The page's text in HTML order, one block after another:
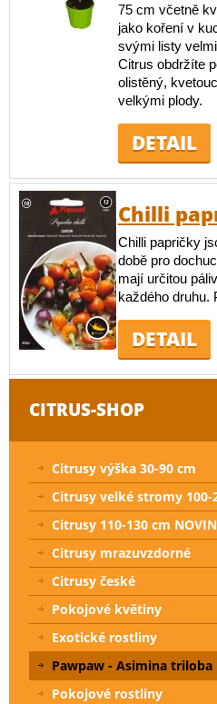
75 cm včetně
jako koření v
svými listy
Citrus obdržíte
olistěný,
velkými plody.
DETAIL
Chilli
Chilli papričky
době pro
mají určitou
každého druhu.
DETAIL
CITRUS-SHOP
Citrusy výška 30-90 cm
Citrusy velké stromy 100-
Citrusy 110-130 cm
Citrusy mrazuvzdorné
Citrusy české
Pokojové květiny
Exotické rostliny
Pawpaw - Asimina triloba
Pokojové rostliny